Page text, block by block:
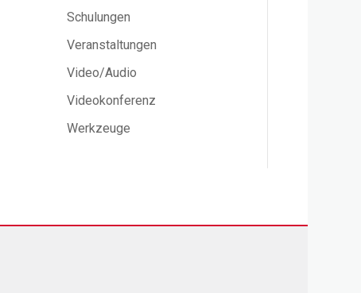
Schulungen
Veranstaltungen
Video/Audio
Videokonferenz
Werkzeuge